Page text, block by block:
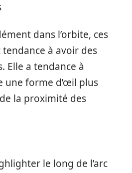
dans l’orbite, ces
à avoir des
Elle a tendance à
une forme d’œil plus
la proximité des
le long de l’arc